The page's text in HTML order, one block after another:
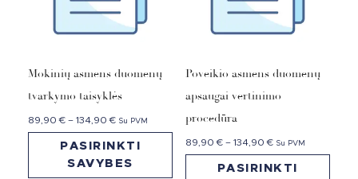
Mokinių asmens duomenų
tvarkymo taisyklės
89,90€ – 134,90€ Su PVM
PASIRINKTI
SAVYBES
Poveikio asmens duomenų
apsaugai vertinimo
procedūra
89,90€ – 134,90€ Su PVM
PASIRINKTI